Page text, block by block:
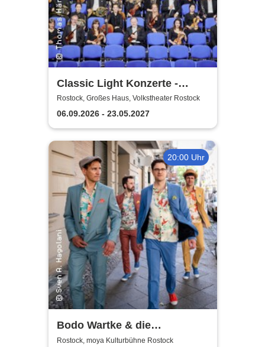
Classic Light Konzerte -
Volkstheater Rostock
Rostock, Großes Haus, Volkstheater Rostock
06.09.2026 - 23.05.2027
20:00 Uhr
Bodo Wartke & die
SchönenGutenA-Band - In
Rostock, moya Kulturbühne Rostock